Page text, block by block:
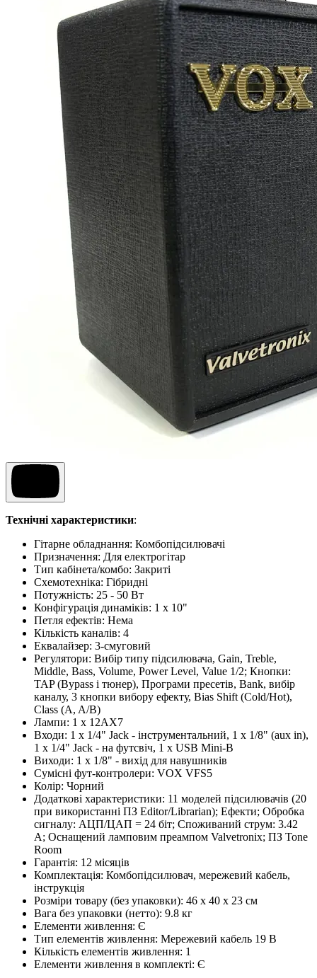
Технічні характеристики:
Гітарне обладнання: Комбопідсилювачі
Призначення: Для електрогітар
Тип кабінета/комбо: Закриті
Схемотехніка: Гібридні
Потужність: 25 - 50 Вт
Конфігурація динаміків: 1 x 10"
Петля ефектів: Нема
Кількість каналів: 4
Еквалайзер: 3-смуговий
Регулятори: Вибір типу підсилювача, Gain, Treble,
Middle, Bass, Volume, Power Level, Value 1/2; Кнопки:
TAP (Bypass і тюнер), Програми пресетів, Bank, вибір
каналу, 3 кнопки вибору ефекту, Bias Shift (Cold/Hot),
Class (A, A/B)
Лампи: 1 x 12AX7
Входи: 1 x 1/4" Jack - інструментальний, 1 x 1/8" (aux in),
1 x 1/4" Jack - на футсвіч, 1 x USB Mini-B
Виходи: 1 x 1/8" - вихід для навушників
Сумісні фут-контролери: VOX VFS5
Колір: Чорний
Додаткові характеристики: 11 моделей підсилювачів (20
при використанні ПЗ Editor/Librarian); Ефекти; Обробка
сигналу: АЦП/ЦАП = 24 біт; Споживаний струм: 3.42
А; Оснащений ламповим преампом Valvetronix; ПЗ Tone
Room
Гарантія: 12 місяців
Комплектація: Комбопідсилювач, мережевий кабель,
інструкція
Розміри товару (без упаковки): 46 x 40 x 23 см
Вага без упаковки (нетто): 9.8 кг
Елементи живлення: Є
Тип елементів живлення: Мережевий кабель 19 В
Кількість елементів живлення: 1
Елементи живлення в комплекті: Є